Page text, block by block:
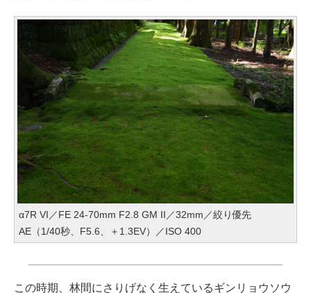
α7R VI／FE 24-70mm F2.8 GM II／32mm／絞り優先
AE（1/40秒、F5.6、＋1.3EV）／ISO 400
この時期、林間にさりげなく生えているギンリョウソウ